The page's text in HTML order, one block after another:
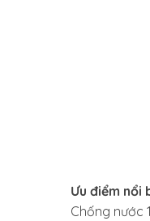
Ưu điểm nổi
Chống nước